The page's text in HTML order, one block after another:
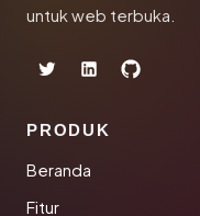
untuk web terbuka.
PRODUK
Beranda
Fitur